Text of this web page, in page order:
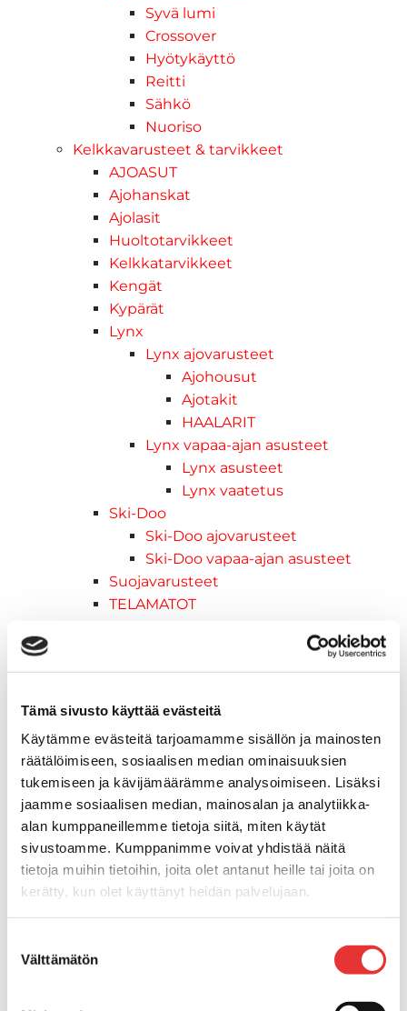
Tämä sivusto käyttää evästeitä
Käytämme evästeitä tarjoamamme sisällön ja mainosten
räätälöimiseen, sosiaalisen median ominaisuuksien
tukemiseen ja kävijämäärämme analysoimiseen. Lisäksi
jaamme sosiaalisen median, mainosalan ja analytiikka-
alan kumppaneillemme tietoja siitä, miten käytät
sivustoamme. Kumppanimme voivat yhdistää näitä
tietoja muihin tietoihin, joita olet antanut heille tai joita on
kerätty, kun olet käyttänyt heidän palvelujaan.
valinta
Välttämätön
Syvä lumi
Crossover
Hyötykäyttö
Reitti
Sähkö
Nuoriso
Kelkkavarusteet & tarvikkeet
AJOASUT
Ajohanskat
Ajolasit
Huoltotarvikkeet
Kelkkatarvikkeet
Kengät
Kypärät
Lynx
Lynx ajovarusteet
Ajohousut
Ajotakit
HAALARIT
Lynx vapaa-ajan asusteet
Lynx asusteet
Lynx vaatetus
Ski-Doo
Ski-Doo ajovarusteet
Ski-Doo vapaa-ajan asusteet
Suojavarusteet
TELAMATOT
Woody's ohjausraudat
Can-Am traktorimönkijät
Can-Am traktorimönkijät 2025
Can-Am traktorimönkijät 2026
Can-Am SSV-Mallit
Traxter mallisto
Traxter 2025
Traxter 2026
Maverick mallisto
Maverick 2025
Maverick 2026
Mönkijöiden lisävarusteet ja -tarvikkeet